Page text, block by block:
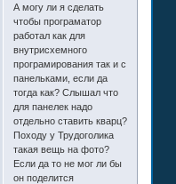
А могу ли я сделать
чтобы програматор
работал как для
внутрисхемного
програмирования так и с
панельками, если да
тогда как? Слышал что
для панелек надо
отдельно ставить кварц?
Походу у Трудоголика
такая вещь на фото?
Если да то не мог ли бы
он поделится